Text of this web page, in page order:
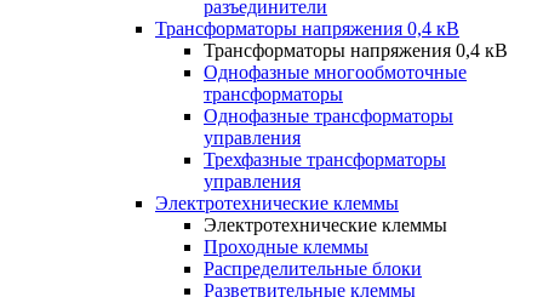
разъединители
Трансформаторы напряжения 0,4 кВ
Трансформаторы напряжения 0,4 кВ
Однофазные многообмоточные
трансформаторы
Однофазные трансформаторы
управления
Трехфазные трансформаторы
управления
Электротехнические клеммы
Электротехнические клеммы
Проходные клеммы
Распределительные блоки
Разветвительные клеммы